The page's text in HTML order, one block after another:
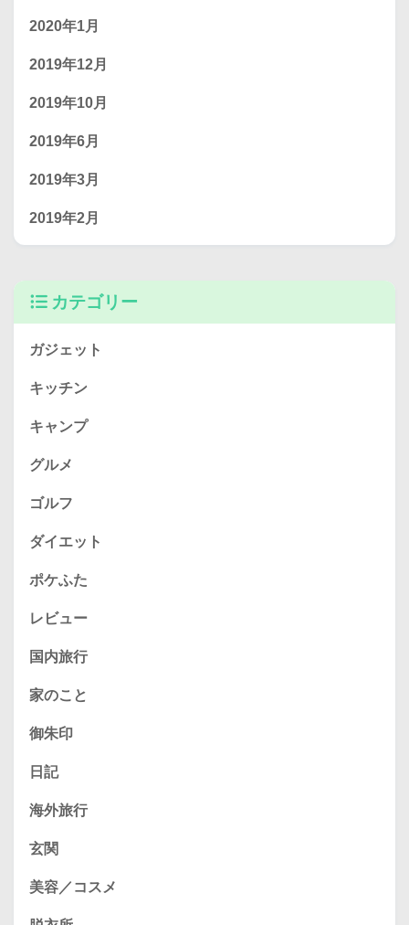
2020年1月
2019年12月
2019年10月
2019年6月
2019年3月
2019年2月
カテゴリー
ガジェット
キッチン
キャンプ
グルメ
ゴルフ
ダイエット
ポケふた
レビュー
国内旅行
家のこと
御朱印
日記
海外旅行
玄関
美容／コスメ